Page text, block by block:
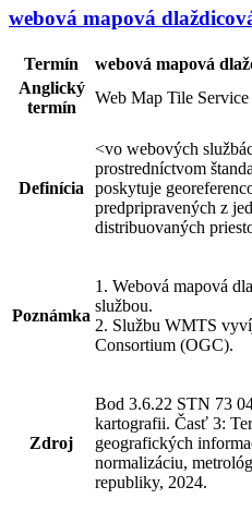
webová mapová
Termín
webová mapová
Anglický
termín
Web Map Tile Service
Definícia
<vo webových
prostredníctvom
poskytuje
predpripravených z
distribuovaných
Poznámka
1. Webová mapová
službou.
2. Službu WMTS
Consortium (OGC).
Zdroj
Bod 3.6.22 STN 73
kartografii. Časť 3:
geografických
normalizáciu,
republiky, 2024.